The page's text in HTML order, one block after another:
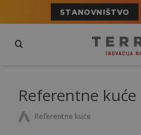
STANOVNIŠTVO
Referentne kuće
Referentne kuće